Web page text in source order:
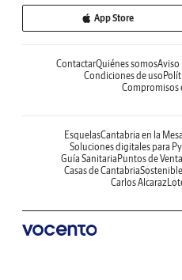
App Store
ContactarQuiénes somosAviso
Condiciones de uso
Compromisos
EsquelasCantabria en la Mesa
Soluciones digitales para
Guía SanitariaPuntos de Venta
Casas de Cantabria
Carlos Alcaraz